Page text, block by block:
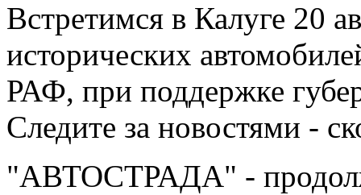
Встретимся в Калуге 20
исторических
РАФ, при поддержке
Следите за новостями -
"АВТОСТРАДА" -